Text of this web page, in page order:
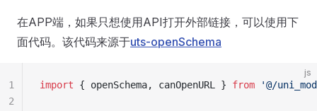
在APP端，如果只想使用API打开外部链接，可以使用下
面代码。该代码来源于uts-openSchema
js
import { openSchema, canOpenURL } from '@/
1
2